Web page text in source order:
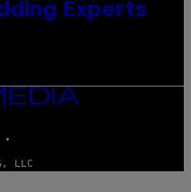
Experts
LLC